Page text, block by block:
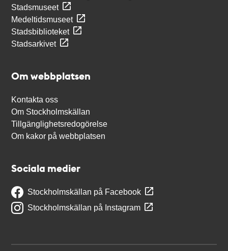
Stadsmuseet
Medeltidsmuseet
Stadsbiblioteket
Stadsarkivet
Om webbplatsen
Kontakta oss
Om Stockholmskällan
Tillgänglighetsredogörelse
Om kakor på webbplatsen
Sociala medier
Stockholmskällan på Facebook
Stockholmskällan på Instagram